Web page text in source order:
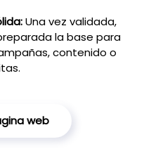
Una vez validada,
la base para
contenido o
web